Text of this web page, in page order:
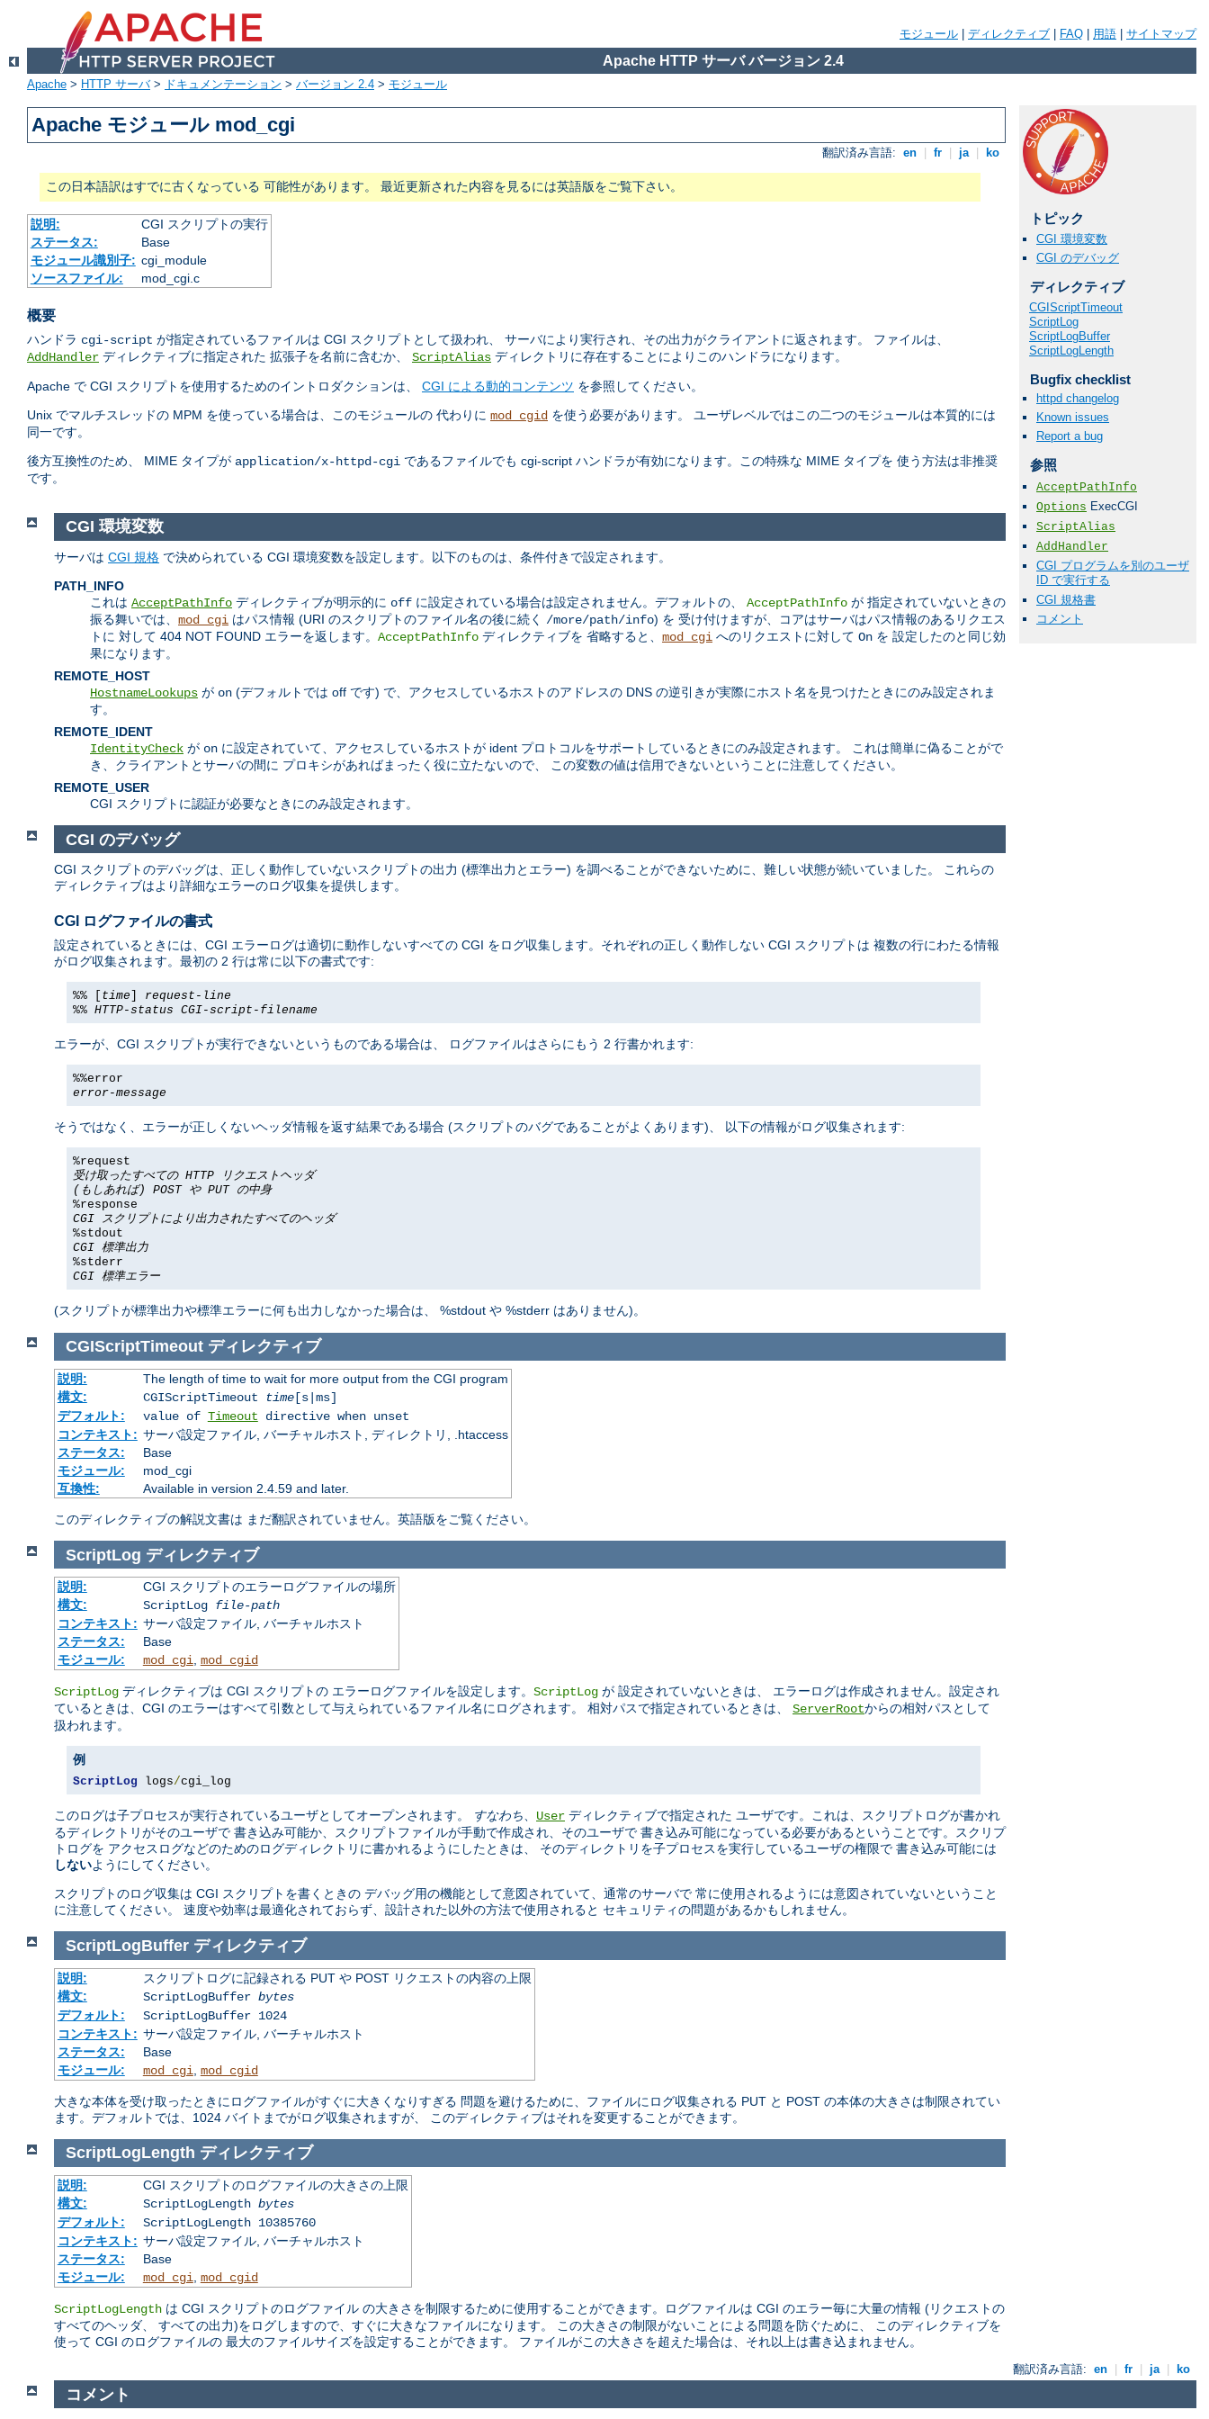
モジュール ディレクティブ FAQ 用語 サイトマップ
Apache HTTP サーバ バージョン 2.4
Apache > HTTP サーバ> ドキュメンテーション > バージョン 2.4 > モジュール
Apache モジュール mod_cgi
翻訳済み言語: en fr ja ko
この日本語訳はすでに古くなっている 可能性があります。 最近更新された内容を見るには英語版をご覧下さい。
説明:
CGI スクリプトの実行
ステータス:
Base
モジュール識別子: cgi_module
ソースファイル:
mod_cgi.c
概要
ハンドラ cgi-script が指定されているファイルは CGI スクリプトとして扱われ、 サーバにより実行され、その出力がクライアントに返されます。 ファイルは、
AddHandler ディレクティブに指定された 拡張子を名前に含むか、 ScriptAlias ディレクトリに存在することによりこのハンドラになります。
Apache で CGI スクリプトを使用するためのイントロダクションは、 CGI による動的コンテンツ を参照してください。
Unix でマルチスレッドの MPM を使っている場合は、このモジュールの 代わりに mod_cgid を使う必要があります。 ユーザレベルではこの二つのモジュールは本質的には
同一です。
後方互換性のため、 MIME タイプが application/x-httpd-cgi であるファイルでも cgi-script ハンドラが有効になります。この特殊な MIME タイプを 使う方法は非推奨
です。
トピック
CGI 環境変数
CGI のデバッグ
ディレクティブ
CGIScriptTimeout
ScriptLog
ScriptLogBuffer
ScriptLogLength
Bugfix checklist
httpd changelog
Known issues
Report a bug
参照
AcceptPathInfo
Options ExecCGI
ScriptAlias
AddHandler
CGI プログラムを別のユーザ
ID で実行する
CGI 規格書
コメント
CGI 環境変数
サーバは CGI 規格 で決められている CGI 環境変数を設定します。以下のものは、条件付きで設定されます。
PATH_INFO
これは AcceptPathInfo ディレクティブが明示的に off に設定されている場合は設定されません。デフォルトの、 AcceptPathInfo が 指定されていないときの
振る舞いでは、 mod_cgi はパス情報 (URI のスクリプトのファイル名の後に続く /more/path/info) を 受け付けますが、コアはサーバはパス情報のあるリクエス
トに 対して 404 NOT FOUND エラーを返します。 AcceptPathInfo ディレクティブを 省略すると、 mod_cgi へのリクエストに対して On を 設定したのと同じ効
果になります。
REMOTE_HOST
HostnameLookups が on (デフォルトでは off です) で、アクセスしているホストのアドレスの DNS の逆引きが実際にホスト名を見つけたときにのみ設定されま
す。
REMOTE_IDENT
IdentityCheck が on に設定されていて、アクセスしているホストが ident プロトコルをサポートしているときにのみ設定されます。 これは簡単に偽ることがで
き、クライアントとサーバの間に プロキシがあればまったく役に立たないので、 この変数の値は信用できないということに注意してください。
REMOTE_USER
CGI スクリプトに認証が必要なときにのみ設定されます。
CGI のデバッグ
CGI スクリプトのデバッグは、正しく動作していないスクリプトの出力 (標準出力とエラー) を調べることができないために、難しい状態が続いていました。 これらの
ディレクティブはより詳細なエラーのログ収集を提供します。
CGI ログファイルの書式
設定されているときには、CGI エラーログは適切に動作しないすべての CGI をログ収集します。それぞれの正しく動作しない CGI スクリプトは 複数の行にわたる情報
がログ収集されます。最初の 2 行は常に以下の書式です:
%% [ time
request-line
%% HTTP-status CGI-script-filename
エラーが、CGI スクリプトが実行できないというものである場合は、 ログファイルはさらにもう 2 行書かれます:
%%error
error-message
そうではなく、エラーが正しくないヘッダ情報を返す結果である場合 (スクリプトのバグであることがよくあります)、 以下の情報がログ収集されます:
%request
受け取ったすべての HTTP リクエストヘッダ
(もしあれば) POST や PUT の中身
%response
CGI スクリプトにより出力されたすべてのヘッダ
%stdout
CGI 標準出力
%stderr
CGI 標準エラー
(スクリプトが標準出力や標準エラーに何も出力しなかった場合は、 %stdout や %stderr はありません)。
CGIScriptTimeout ディレクティブ
説明:
The length of time to wait for more output from the CGI program
構文:
CGIScriptTimeout time[s|ms]
デフォルト:
value of Timeout directive when unset
コンテキスト: サーバ設定ファイル, バーチャルホスト, ディレクトリ, .htaccess
ステータス:
Base
モジュール:
mod_cgi
互換性:
Available in version 2.4.59 and later.
このディレクティブの解説文書は まだ翻訳されていません。英語版をご覧ください。
ScriptLog ディレクティブ
説明:
CGI スクリプトのエラーログファイルの場所
構文:
ScriptLog file-path
コンテキスト: サーバ設定ファイル, バーチャルホスト
ステータス:
Base
モジュール:
mod_cgi, mod_cgid
ScriptLog ディレクティブは CGI スクリプトの エラーログファイルを設定します。 ScriptLog が 設定されていないときは、 エラーログは作成されません。設定され
ているときは、CGI のエラーはすべて引数として与えられているファイル名にログされます。 相対パスで指定されているときは、 ServerRootからの相対パスとして
扱われます。
例
ScriptLog logs/cgi_log
このログは子プロセスが実行されているユーザとしてオープンされます。 すなわち、 User ディレクティブで指定された ユーザです。これは、スクリプトログが書かれ
るディレクトリがそのユーザで 書き込み可能か、スクリプトファイルが手動で作成され、そのユーザで 書き込み可能になっている必要があるということです。スクリプ
トログを アクセスログなどのためのログディレクトリに書かれるようにしたときは、 そのディレクトリを子プロセスを実行しているユーザの権限で 書き込み可能には
しないようにしてください。
スクリプトのログ収集は CGI スクリプトを書くときの デバッグ用の機能として意図されていて、通常のサーバで 常に使用されるようには意図されていないということ
に注意してください。 速度や効率は最適化されておらず、設計された以外の方法で使用されると セキュリティの問題があるかもしれません。
ScriptLogBuffer ディレクティブ
説明:
スクリプトログに記録される PUT や POST リクエストの内容の上限
構文:
ScriptLogBuffer bytes
デフォルト:
ScriptLogBuffer 1024
コンテキスト: サーバ設定ファイル, バーチャルホスト
ステータス:
Base
モジュール:
mod_cgi mod_cgid
大きな本体を受け取ったときにログファイルがすぐに大きくなりすぎる 問題を避けるために、ファイルにログ収集される PUT と POST の本体の大きさは制限されてい
ます。デフォルトでは、1024 バイトまでがログ収集されますが、 このディレクティブはそれを変更することができます。
ScriptLogLength ディレクティブ
説明:
CGI スクリプトのログファイルの大きさの上限
構文:
ScriptLogLength bytes
デフォルト:
ScriptLogLength 10385760
コンテキスト: サーバ設定ファイル, バーチャルホスト
ステータス:
Base
モジュール:
mod_cgi mod_cgid
ScriptLogLength は CGI スクリプトのログファイル の大きさを制限するために使用することができます。ログファイルは CGI のエラー毎に大量の情報 (リクエストの
すべてのヘッダ、 すべての出力)をログしますので、すぐに大きなファイルになります。 この大きさの制限がないことによる問題を防ぐために、 このディレクティブを
使って CGI のログファイルの 最大のファイルサイズを設定することができます。 ファイルがこの大きさを超えた場合は、それ以上は書き込まれません。
翻訳済み言語: en fr ja ko
コメント